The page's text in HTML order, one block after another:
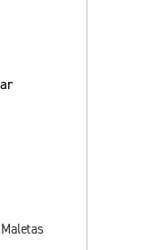
Maletas